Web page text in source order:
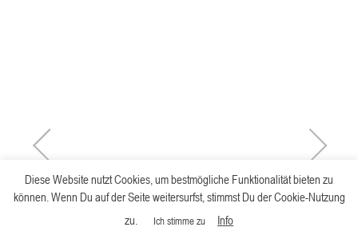
Diese Website nutzt Cookies, um bestmögliche Funktionalität bieten zu
können. Wenn Du auf der Seite weitersurfst, stimmst Du der Cookie-Nutzung
zu.
Ich stimme zu Info